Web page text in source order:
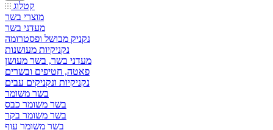
קטלוג
מוצרי בשר
מעדני בשר
נקניק מבושל ופסטרומה
נקניקיות מעושנות
מעדני בשר, בשר מעושן
פאטה, חטיפים ובשרים
נקניקיות ונקניקים עבים
בשר משומר
בשר משומר כבס
בשר משומר בקר
בשר משומר עוף